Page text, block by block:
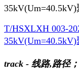
T/HSXLXH 003-
track - 线路,路径